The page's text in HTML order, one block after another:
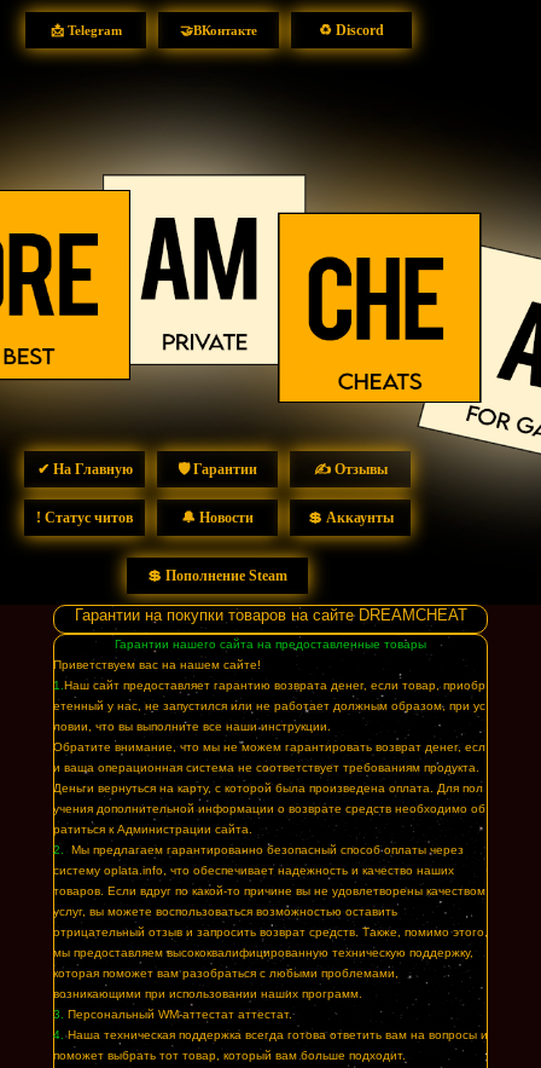
✍ Отзывы
🛡 Гарантии
💲 Аккаунты
💲 Пополнение Steam
🔔 Новости
! Статус читов
✔ На Главную
♻ Discord
📩 Telegram 🤝ВКонтакте
Гарантии нашего сайта на предоставленные товары
Приветствуем вас на нашем сайте!
1. Наш сайт предоставляет гарантию возврата денег, если товар, приобр
етенный у нас, не запустился или не работает должным образом, при ус
ловии, что вы выполните все наши инструкции.
Обратите внимание, что мы не можем гарантировать возврат денег, есл
и ваша операционная система не соответствует требованиям продукта.
Деньги вернуться на карту, с которой была произведена оплата. Для пол
учения дополнительной информации о возврате средств необходимо об
ратиться к Администрации сайта.
2.
Мы предлагаем гарантированно безопасный способ оплаты через
систему oplata.info, что обеспечивает надежность и качество наших
товаров. Если вдруг по какой-то причине вы не удовлетворены качеством
услуг, вы можете воспользоваться возможностью оставить
отрицательный отзыв и запросить возврат средств. Также, помимо этого,
мы предоставляем высококвалифицированную техническую поддержку,
которая поможет вам разобраться с любыми проблемами,
возникающими при использовании наших программ.
3.
Персональный WM-аттестат аттестат.
4. Наша техническая поддержка всегда готова ответить вам на вопросы и
поможет выбрать тот товар, который вам больше подходит.
Гарантии на покупки товаров на сайте DREAMCHEAT